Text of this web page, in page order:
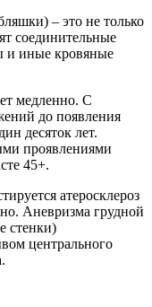
– это не только
соединительные
и иные кровяные
медленно. С
до появления
десяток лет.
проявлениями
45+.
атеросклероз
Аневризма грудной
стенки)
центрального